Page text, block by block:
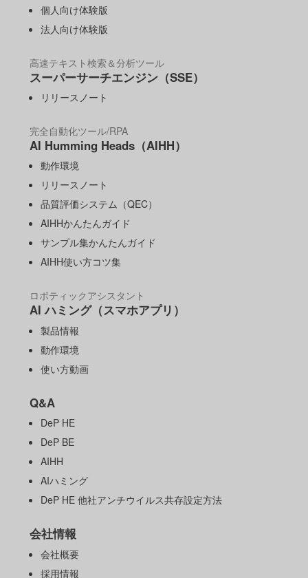
個人向け体験版
法人向け体験版
高速テキスト検索＆分析ツール
スーパーサーチエンジン（SSE）
リリースノート
完全自動化ツール/RPA
AI Humming Heads（AIHH）
動作環境
リリースノート
品質評価システム（QEC）
AIHHかんたんガイド
サンプル集かんたんガイド
AIHH使い方コツ集
ロボティックアシスタント
AI ハミング（スマホアプリ）
製品情報
動作環境
使い方動画
Q&A
DeP HE
DeP BE
AIHH
AIハミング
DeP HE 他社アンチウイルス共存設定方法
会社情報
会社概要
採用情報